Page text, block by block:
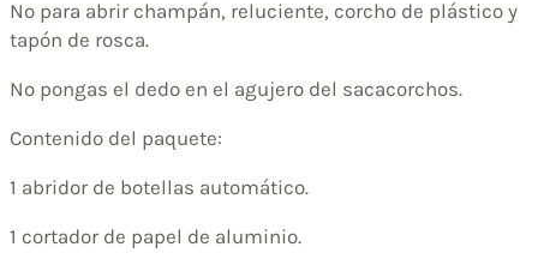
No para abrir champán, reluciente, corcho de plástico y
tapón de rosca.
No pongas el dedo en el agujero del sacacorchos.
Contenido del paquete:
1 abridor de botellas automático.
1 cortador de papel de aluminio.